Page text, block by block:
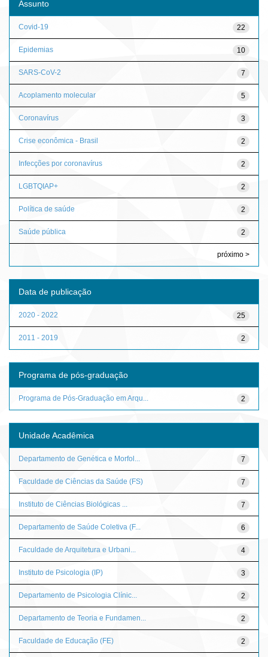
Assunto
22
Covid-19
10
Epidemias
7
SARS-CoV-2
5
Acoplamento molecular
3
Coronavírus
2
Crise econômica - Brasil
2
Infecções por coronavírus
2
LGBTQIAP+
2
Política de saúde
2
Saúde pública
próximo >
Data de publicação
25
2020 - 2022
2
2011 - 2019
Programa de pós-graduação
2
Programa de Pós-Graduação em Arqu...
Unidade Acadêmica
7
Departamento de Genética e Morfol...
7
Faculdade de Ciências da Saúde (FS)
7
Instituto de Ciências Biológicas ...
6
Departamento de Saúde Coletiva (F...
4
Faculdade de Arquitetura e Urbani...
3
Instituto de Psicologia (IP)
2
Departamento de Psicologia Clínic...
2
Departamento de Teoria e Fundamen...
2
Faculdade de Educação (FE)